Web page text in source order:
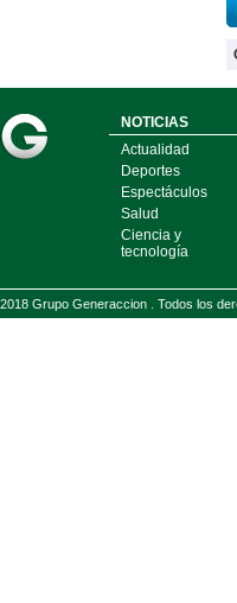
NOTICIAS
Actualidad
Deportes
Espectáculos
Salud
Ciencia y
tecnología
2018 Grupo Generaccion . Todos los